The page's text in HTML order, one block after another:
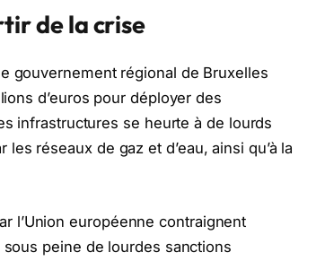
de la crise
gouvernement régional de Bruxelles
d’euros pour déployer des
infrastructures se heurte à de lourds
réseaux de gaz et d’eau, ainsi qu’à la
l’Union européenne contraignent
peine de lourdes sanctions